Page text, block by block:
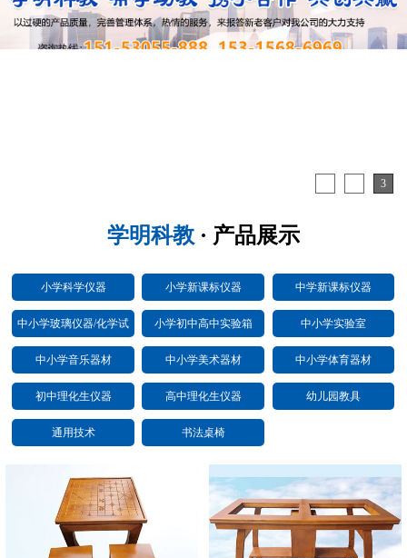
3
学明科教 · 产品展示
小学科学仪器 小学新课标仪器 中学新课标仪器
中小学玻璃仪器/化学试
剂
小学初中高中实验箱 中小学实验室
中小学音乐器材 中小学美术器材 中小学体育器材
初中理化生仪器 高中理化生仪器 幼儿园教具
通用技术 书法桌椅